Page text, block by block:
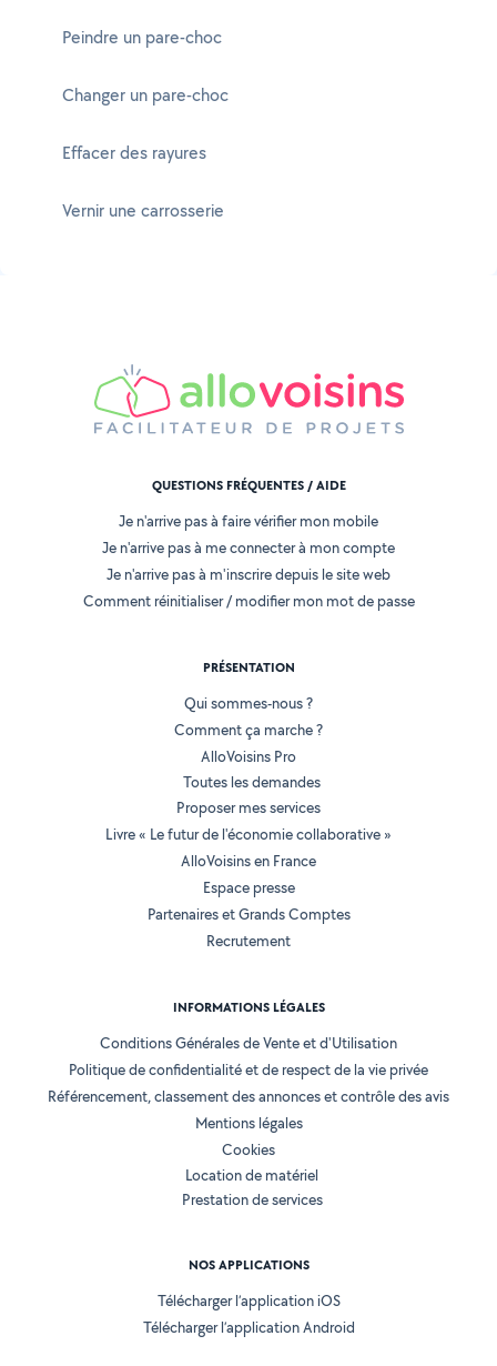
Peindre un pare-choc
Changer un pare-choc
Effacer des rayures
Vernir une carrosserie
QUESTIONS FRÉQUENTES / AIDE
Je n'arrive pas à faire vérifier mon mobile
Je n'arrive pas à me connecter à mon compte
Je n'arrive pas à m'inscrire depuis le site web
Comment réinitialiser / modifier mon mot de passe
PRÉSENTATION
Qui sommes-nous ?
Comment ça marche ?
AlloVoisins Pro
Toutes les demandes
Proposer mes services
Livre « Le futur de l'économie collaborative »
AlloVoisins en France
Espace presse
Partenaires et Grands Comptes
Recrutement
INFORMATIONS LÉGALES
Conditions Générales de Vente et d'Utilisation
Politique de confidentialité et de respect de la vie privée
Référencement, classement des annonces et contrôle des avis
Mentions légales
Cookies
Location de matériel
Prestation de services
NOS APPLICATIONS
Télécharger l’application iOS
Télécharger l’application Android